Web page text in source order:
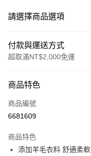
請選擇商品選項
付款與運送方式
超取滿NT$2,000免運
信用卡一次付款
超商取貨付款
Apple Pay
商品特色
商品編號
6681609
商品特色
添加羊毛衣料 舒適柔軟